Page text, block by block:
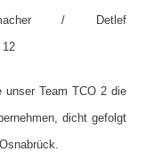
/ Detlef
unser Team TCO 2 die
dicht gefolgt